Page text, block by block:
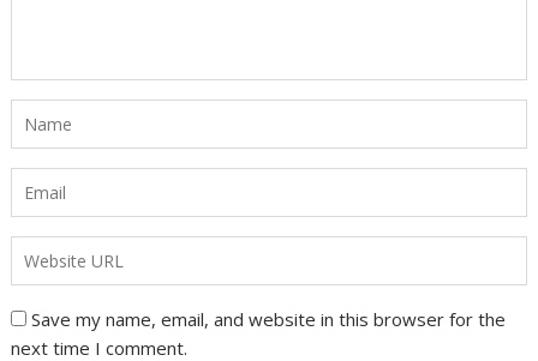
Save my name, email, and website in this browser for the
next time I comment.